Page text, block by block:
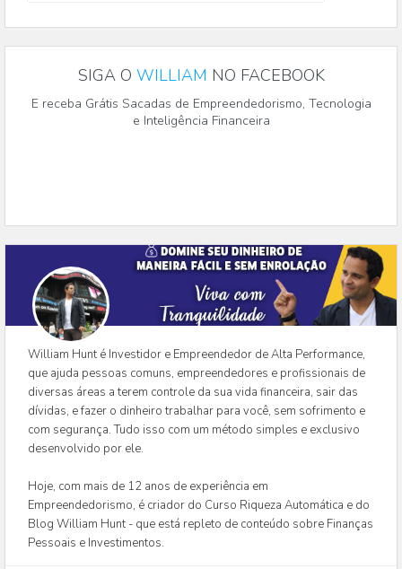
SIGA O WILLIAM NO FACEBOOK
E receba Grátis Sacadas de Empreendedorismo, Tecnologia
e Inteligência Financeira
William Hunt é Investidor e Empreendedor de Alta Performance,
que ajuda pessoas comuns, empreendedores e profissionais de
diversas áreas a terem controle da sua vida financeira, sair das
dívidas, e fazer o dinheiro trabalhar para você, sem sofrimento e
com segurança. Tudo isso com um método simples e exclusivo
desenvolvido por ele.
Hoje, com mais de 12 anos de experiência em
Empreendedorismo, é criador do Curso Riqueza Automática e do
Blog William Hunt - que está repleto de conteúdo sobre Finanças
Pessoais e Investimentos.